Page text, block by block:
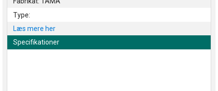
Type:
Læs mere her
Specifikationer